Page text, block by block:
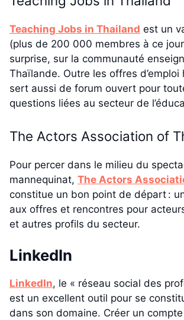
Teaching Jobs in Thailand est un
(plus de 200 000 membres à ce
surprise, sur la communauté
Thaïlande. Outre les offres d’emploi
sert aussi de forum ouvert pour
questions liées au secteur de
The Actors Association of
Pour percer dans le milieu du
mannequinat, The Actors
constitue un bon point de départ :
aux offres et rencontres pour
et autres profils du secteur.
LinkedIn
LinkedIn, le « réseau social des
est un excellent outil pour se
dans son domaine. Créer un